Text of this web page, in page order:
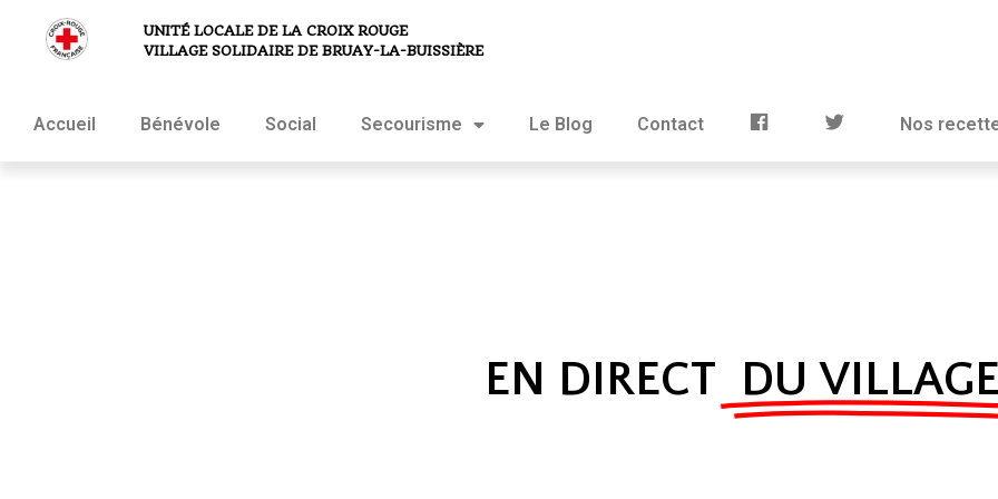
UNITÉ LOCALE DE LA CROIX ROUGE
VILLAGE SOLIDAIRE DE BRUAY-LA-BUISSIÈRE
Accueil Bénévole Social Secourisme Le Blog Contact Nos
EN DIRECT DU